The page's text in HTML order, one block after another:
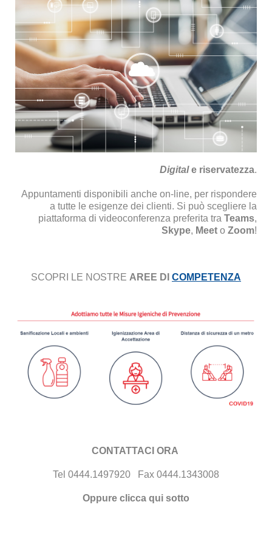
Digitale riservatezza.
Appuntamenti disponibili anche on-line, per rispondere
a tutte le esigenze dei clienti. Si può scegliere la
piattaforma di videoconferenza preferita tra Teams,
Skype, Meet o Zoom!
SCOPRI LE NOSTRE AREE DI COMPETENZA
CONTATTACI ORA
Tel 0444.1497920 Fax 0444.1343008
Oppure clicca qui sotto